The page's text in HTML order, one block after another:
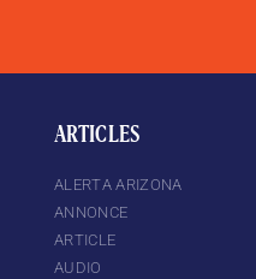
ARTICLES
ALERTA ARIZONA
ANNONCE
ARTICLE
AUDIO